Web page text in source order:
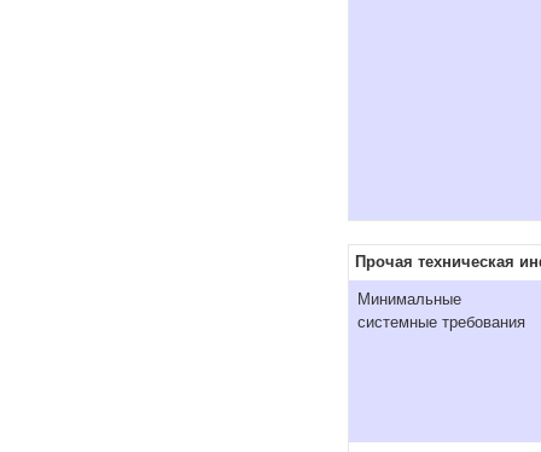
Прочая техническая
Минимальные
системные требования